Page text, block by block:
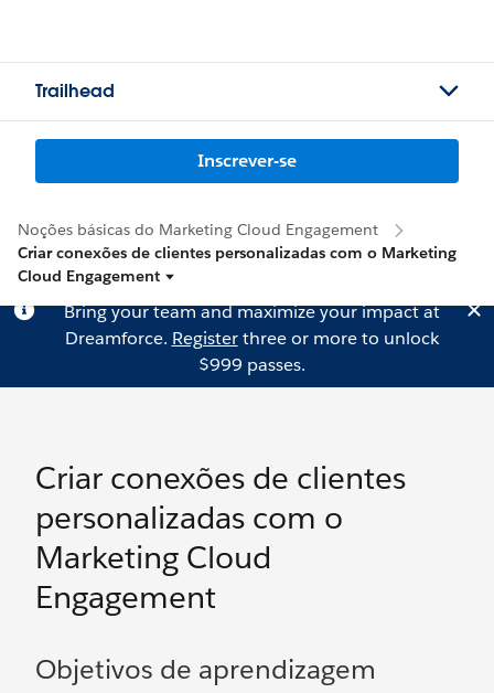
Trailhead
Inscrever-se
Noções básicas do Marketing Cloud Engagement
Criar conexões de clientes personalizadas com o Marketing
Cloud Engagement
Bring your team and maximize your impact at
Dreamforce. Registerthree or more to unlock
$999 passes.
Criar conexões de clientes
personalizadas com o
Marketing Cloud
Engagement
Objetivos de aprendizagem